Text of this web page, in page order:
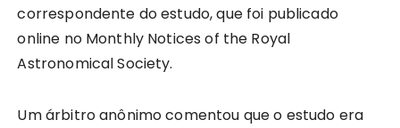
correspondente do estudo, que foi publicado
online no Monthly Notices of the Royal
Astronomical Society.
Um árbitro anônimo comentou que o estudo era